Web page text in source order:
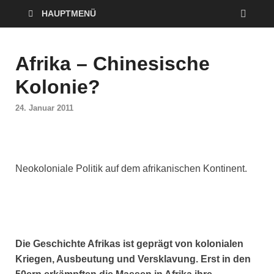
HAUPTMENÜ
Afrika – Chinesische
Kolonie?
24. Januar 2011
Neokoloniale Politik auf dem afrikanischen Kontinent.
Die Geschichte Afrikas ist geprägt von kolonialen
Kriegen, Ausbeutung und Versklavung. Erst in den